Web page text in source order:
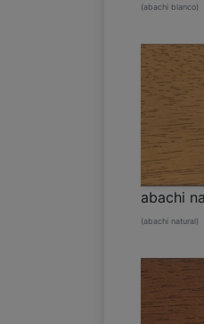
(abachi blanco)
abachi
(abachi natural)